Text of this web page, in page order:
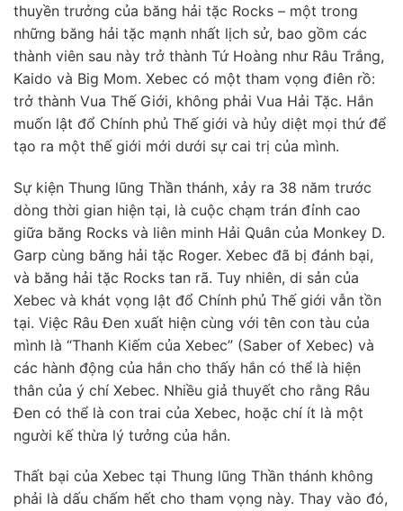
thuyền trưởng của băng hải tặc Rocks – một trong
những băng hải tặc mạnh nhất lịch sử, bao gồm các
thành viên sau này trở thành Tứ Hoàng như Râu Trắng,
Kaido và Big Mom. Xebec có một tham vọng điên rồ:
trở thành Vua Thế Giới, không phải Vua Hải Tặc. Hắn
muốn lật đổ Chính phủ Thế giới và hủy diệt mọi thứ để
tạo ra một thế giới mới dưới sự cai trị của mình.
Sự kiện Thung lũng Thần thánh, xảy ra 38 năm trước
dòng thời gian hiện tại, là cuộc chạm trán đỉnh cao
giữa băng Rocks và liên minh Hải Quân của Monkey D.
Garp cùng băng hải tặc Roger. Xebec đã bị đánh bại,
và băng hải tặc Rocks tan rã. Tuy nhiên, di sản của
Xebec và khát vọng lật đổ Chính phủ Thế giới vẫn tồn
tại. Việc Râu Đen xuất hiện cùng với tên con tàu của
mình là “Thanh Kiếm của Xebec” (Saber of Xebec) và
các hành động của hắn cho thấy hắn có thể là hiện
thân của ý chí Xebec. Nhiều giả thuyết cho rằng Râu
Đen có thể là con trai của Xebec, hoặc chí ít là một
người kế thừa lý tưởng của hắn.
Thất bại của Xebec tại Thung lũng Thần thánh không
phải là dấu chấm hết cho tham vọng này. Thay vào đó,